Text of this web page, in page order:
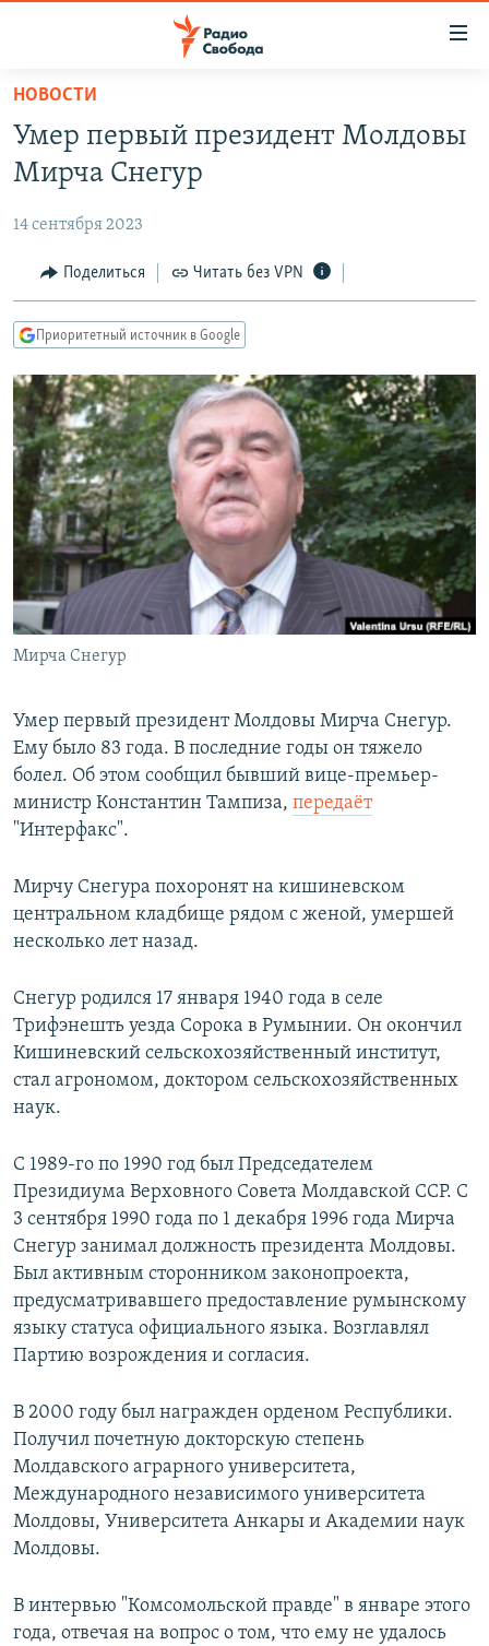
упрощенного
доступа
Вернуться
основному
Вернутся
главной
навигации
Вернутся
поиску
ПОДКАСТЫ
АВТОРСКИЕ ПРОЕКТЫ
ЦИТАТЫ СВОБОДЫ
МНЕНИЯ
IDEL.РЕАЛИИ
КАВКАЗ.РЕАЛИИ
СЕВЕР.РЕАЛИИ
СИБИРЬ.РЕАЛИИ
РАСПИСАНИЕ ВЕЩАНИЯ
ПОДПИШИТЕСЬ НА РАССЫЛКУ
СОЦИАЛЬНЫЕ СЕТИ
Все сайты РСЕ/РС
НОВОСТИ
Умер первый президент Молдовы
Мирча Снегур
14 сентября 2023
Поделиться Читать без VPN
Приоритетный источник в Google
Мирча Снегур
Умер первый президент Молдовы Мирча Снегур.
Ему было 83 года. В последние годы он тяжело
болел. Об этом сообщил бывший вице-премьер-
министр Константин Тампиза, передаёт
"Интерфакс".
Мирчу Снегура похоронят на кишиневском
центральном кладбище рядом с женой, умершей
несколько лет назад.
Снегур родился 17 января 1940 года в селе
Трифэнешть уезда Сорока в Румынии. Он окончил
Кишиневский сельскохозяйственный институт,
стал агрономом, доктором сельскохозяйственных
наук.
С 1989-го по 1990 год был Председателем
Президиума Верховного Совета Молдавской ССР. С
3 сентября 1990 года по 1 декабря 1996 года Мирча
Снегур занимал должность президента Молдовы.
Был активным сторонником законопроекта,
предусматривавшего предоставление румынскому
языку статуса официального языка. Возглавлял
Партию возрождения и согласия.
В 2000 году был награжден орденом Республики.
Получил почетную докторскую степень
Молдавского аграрного университета,
Международного независимого университета
Молдовы, Университета Анкары и Академии наук
Молдовы.
В интервью "Комсомольской правде" в январе этого
года, отвечая на вопрос о том, что ему не удалось